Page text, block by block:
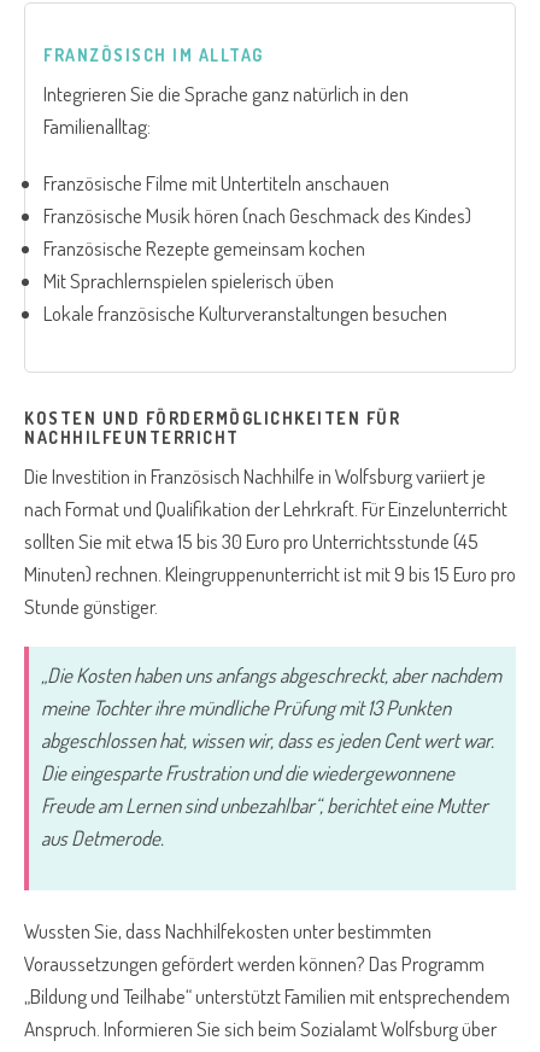
FRANZÖSISCH IM ALLTAG
Integrieren Sie die Sprache ganz natürlich in den
Familienalltag:
Französische Filme mit Untertiteln anschauen
Französische Musik hören (nach Geschmack des Kindes)
Französische Rezepte gemeinsam kochen
Mit Sprachlernspielen spielerisch üben
Lokale französische Kulturveranstaltungen besuchen
KOSTEN UND FÖRDERMÖGLICHKEITEN FÜR
NACHHILFEUNTERRICHT
Die Investition in Französisch Nachhilfe in Wolfsburg variiert je
nach Format und Qualifikation der Lehrkraft. Für Einzelunterricht
sollten Sie mit etwa 15 bis 30 Euro pro Unterrichtsstunde (45
Minuten) rechnen. Kleingruppenunterricht ist mit 9 bis 15 Euro pro
Stunde günstiger.
„Die Kosten haben uns anfangs abgeschreckt, aber nachdem
meine Tochter ihre mündliche Prüfung mit 13 Punkten
abgeschlossen hat, wissen wir, dass es jeden Cent wert war.
Die eingesparte Frustration und die wiedergewonnene
Freude am Lernen sind unbezahlbar“, berichtet eine Mutter
aus Detmerode.
Wussten Sie, dass Nachhilfekosten unter bestimmten
Voraussetzungen gefördert werden können? Das Programm
„Bildung und Teilhabe“ unterstützt Familien mit entsprechendem
Anspruch. Informieren Sie sich beim Sozialamt Wolfsburg über